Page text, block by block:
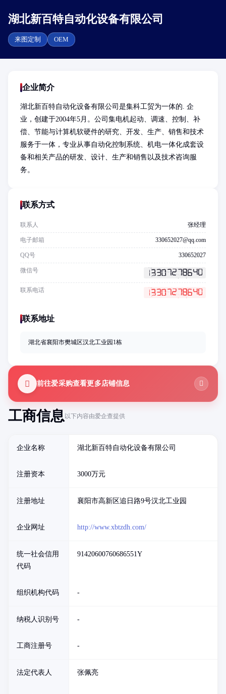
湖北新百特自动化设备有限公司
来图定制 OEM
工商信息以下内容由爱企查提供
企业名称 湖北新百特自动化设备有限公司
注册资本 3000万元
注册地址 襄阳市高新区追日路9号汉北工业园
企业网址 http://www.xbtzdh.com/
统一社会信用
代码
91420600760686551Y
组织机构代码 -
纳税人识别号 -
工商注册号 -
法定代表人 张佩亮
企业简介
湖北新百特自动化设备有限公司是集科工贸为一体的. 企
业，创建于2004年5月。公司集电机起动、调速、控制、补
偿、节能与计算机软硬件的研究、开发、生产、销售和技术
服务于一体，专业从事自动化控制系统、机电一体化成套设
备和相关产品的研发、设计、生产和销售以及技术咨询服
务。
联系方式
联系人 张经理
电子邮箱 330652027@qq.com
QQ号 330652027
微信号
联系电话
联系地址
湖北省襄阳市樊城区汉北工业园1栋
前往爱采购查看更多店铺信息